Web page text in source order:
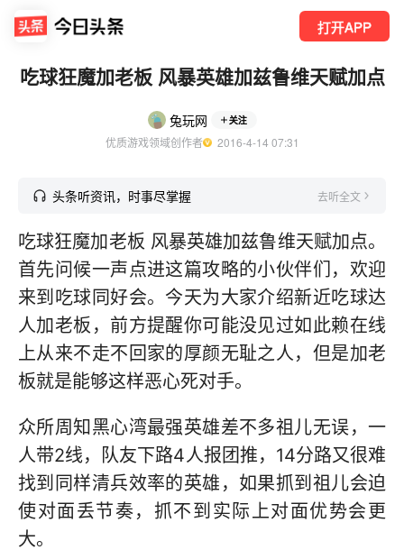
打开APP
吃球狂魔加老板 风暴英雄加兹鲁维天赋加点
兔玩网 关注
优质游戏领域创作者
  2016-4-14 07:31
头条听资讯，时事尽掌握 去听全文
吃球狂魔加老板 风暴英雄加兹鲁维天赋加点。
首先问候一声点进这篇攻略的小伙伴们，欢迎
来到吃球同好会。今天为大家介绍新近吃球达
人加老板，前方提醒你可能没见过如此赖在线
上从来不走不回家的厚颜无耻之人，但是加老
板就是能够这样恶心死对手。
众所周知黑心湾最强英雄差不多祖儿无误，一
人带2线，队友下路4人报团推，14分路又很难
找到同样清兵效率的英雄，如果抓到祖儿会迫
使对面丢节奏，抓不到实际上对面优势会更
大。